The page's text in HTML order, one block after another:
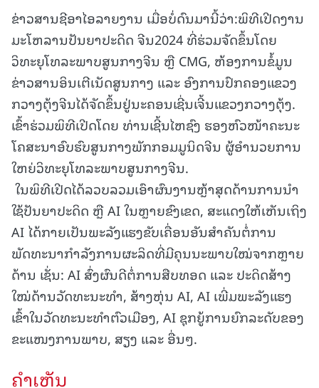
ຂ່າວສານຊີອາໄອລາຍງານ ເມື່ອບໍ່ດົນມານີ້ວ່າ:ພິທີເປີດງານ
ມະໂຫລານປັນຍາປະດິດ ຈີນ2024 ທີ່ຮ່ວມຈັດຂຶ້ນໂດຍ
ວິທະຍຸໂທລະພາບສູນກາງຈີນ ຫຼື CMG, ຫ້ອງການຂໍ້ມູນ
ຂ່າວສານອິນເຕີເນັດສູນກາງ ແລະ ອົງການປົກຄອງແຂວງ
ກວາງຕຸ້ງຈີນໄດ້ຈັດຂຶ້ນຢູ່ນະຄອນເຊີ່ນເຈີ້ນແຂວງກວາງຕຸ້ງ.
ເຂົ້າຮ່ວມພິທີເປີດໂດຍ ທ່ານເຊີ້ນໄຫຊົງ ຮອງຫົວໜ້າຄະນະ
ໂຄສະນາອົບຮົບສູນກາງພັກກອມມູນິດຈີນ ຜູ້ອໍານວຍການ
ໃຫຍ່ວິທະຍຸໂທລະພາບສູນກາງຈີນ.
ໃນພິທີເປີດໄດ້ລວບລວມເອົາຜົນງານຫຼ້າສຸດດ້ານການນໍາ
ໃຊ້ປັນຍາປະດິດ ຫຼື AI ໃນຫຼາຍຂົງເຂດ, ສະແດງໃຫ້ເຫັນເຖິງ
AI ໄດ້ກາຍເປັນພະລັງແຮງຂັບເຄື່ອນອັນສໍາຄັນຕໍ່ການ
ພັດທະນາກໍາລັງການຜະລິດທີ່ມີຄຸນນະພາບໃໝ່ຈາກຫຼາຍ
ດ້ານ ເຊັ່ນ: AI ສົ່ງຜົນດີຕໍ່ການສືບທອດ ແລະ ປະດິດສ້າງ
ໃໝ່ດ້ານວັດທະນະທໍາ, ສ້າງຫຸ່ນ AI, AI ເພີ່ມພະລັງແຮງ
ເຂົ້າໃນວັດທະນະທໍາຕົວເມືອງ, AI ຊຸກຍູ້ການຍົກລະດັບຂອງ
ຂະແໜງການພາບ, ສຽງ ແລະ ອື່ນໆ.
ຄໍາເຫັນ